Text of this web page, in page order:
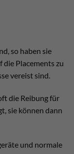
so haben sie
die Placements zu
vereist sind.
die Reibung für
sie können dann
und normale